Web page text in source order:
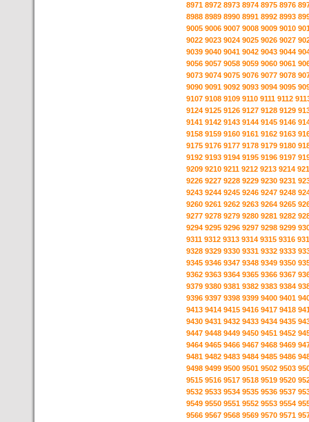
8971 8972 8973 8974 8975 8976
8988 8989 8990 8991 8992 8993
9005 9006 9007 9008 9009 9010
9022 9023 9024 9025 9026 9027
9039 9040 9041 9042 9043 9044
9056 9057 9058 9059 9060 9061
9073 9074 9075 9076 9077 9078
9090 9091 9092 9093 9094 9095
9107 9108 9109 9110 9111 9112
9124 9125 9126 9127 9128 9129
9141 9142 9143 9144 9145 9146
9158 9159 9160 9161 9162 9163
9175 9176 9177 9178 9179 9180
9192 9193 9194 9195 9196 9197
9209 9210 9211 9212 9213 9214
9226 9227 9228 9229 9230 9231
9243 9244 9245 9246 9247 9248
9260 9261 9262 9263 9264 9265
9277 9278 9279 9280 9281 9282
9294 9295 9296 9297 9298 9299
9311 9312 9313 9314 9315 9316
9328 9329 9330 9331 9332 9333
9345 9346 9347 9348 9349 9350
9362 9363 9364 9365 9366 9367
9379 9380 9381 9382 9383 9384
9396 9397 9398 9399 9400 9401
9413 9414 9415 9416 9417 9418
9430 9431 9432 9433 9434 9435
9447 9448 9449 9450 9451 9452
9464 9465 9466 9467 9468 9469
9481 9482 9483 9484 9485 9486
9498 9499 9500 9501 9502 9503
9515 9516 9517 9518 9519 9520
9532 9533 9534 9535 9536 9537
9549 9550 9551 9552 9553 9554
9566 9567 9568 9569 9570 9571